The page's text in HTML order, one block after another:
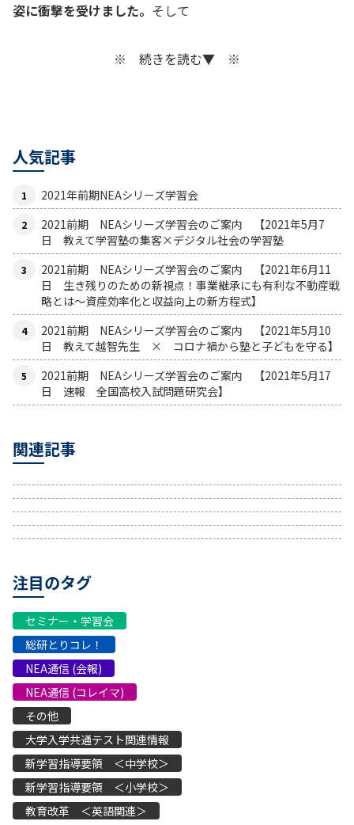
姿に衝撃を受けました。 そして
※ 続きを読む▼ ※
ナルドは1軒、道はデコボコ、ネズミだらけで、街全体が
臭くて汚い。喫煙したり、怠惰な生活を送ったりする若者
も。一方、勤務していた日本語学校の生徒は「ああいう中
国人は最悪」と言い、日本語を本気で勉強していまし
た。 中国で学んだのは、人間の多様性です。一部の情報
を見て、それがすべてだと勘違いしたり、偏見を持ったり
することの危険性を感じました。もう一つはこれ 私は大
学３年のとき、セネガル共和国に行きました。アフリカの
優秀な人々と出会い、「どんな教育を受けてきたのか」に
興味を持ちました。以来ずっと関わり、現在も、アフリカ
のリーダー育成を支援しています。 リーダーを育成する
アフリカの教育プログラムの優れた点は三つあります。一
つは「ソウゾウ」です。 コロナ禍で手洗いが重視されて
いますが、ケニアの９歳の少年は、蛇口に手を触れずに手
めに必要なのが、この少年のような考えたことを形にする
校から、現状に疑問を持ち、どうすればいいかを考え抜く
力を育てる「Critical Thinking（批判的思考）」がカリキ
ュラムに入っています。 二つめは「知識を生きたものに
変わった！があり、宇宙という極限環境での活動において
確な判断と行動ができる。(3) ミッション参加により得た
経験・体験・成果を世界中の人々と共有する表現力・発信
力があり、それらを活用し人類の持続的な発展や次世代の
ために貢献する。・学歴不問・３年以上の実務経験を有す
ること・身長：149.5-190.5㎝・視力：両眼とも矯正視力
1.0 以上 など未知に挑み、道を切り拓く「生きる力」
を！(1) 国際共同事業、多国籍なメンバーシップのチーム
の中において、日本の代表として、多様性を尊重しつつ、
ミッションを成功に導くための協調性と十分なリーダーシ
ップを発揮できる。(2) 来たる国際宇宙探査ミッションを
見据え、様々な環境に対しても適応能力応募資格求める人
人気記事
2021年前期NEAシリーズ学習会
2021前期 NEAシリーズ学習会のご案内 【2021年5月7
日 教えて学習塾の集客×デジタル社会の学習塾
2021前期 NEAシリーズ学習会のご案内 【2021年6月11
日 生き残りのための新視点！事業継承にも有利な不動産戦
略とは〜資産効率化と収益向上の新方程式】
2021前期 NEAシリーズ学習会のご案内 【2021年5月10
日 教えて越智先生 × コロナ禍から塾と子どもを守る】
2021前期 NEAシリーズ学習会のご案内 【2021年5月17
日 速報 全国高校入試問題研究会】
関連記事
注目のタグ
セミナー・学習会
総研とりコレ！
NEA通信 (会報)
NEA通信 (コレイマ)
その他
大学入学共通テスト関連情報
新学習指導要領 ＜中学校＞
新学習指導要領 ＜小学校＞
教育改革 ＜英語関連＞